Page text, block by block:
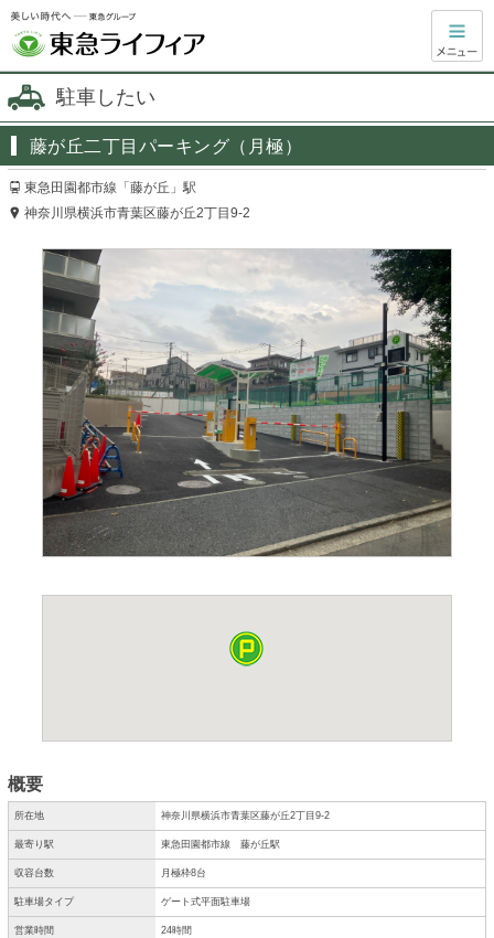
駐車したい
藤が丘二丁目パーキング（月極）
東急田園都市線「藤が丘」駅
神奈川県横浜市青葉区藤が丘2丁目9-2
概要
所在地 神奈川県横浜市青葉区藤が丘2丁目9-2
最寄り駅 東急田園都市線 藤が丘駅
収容台数 月極枠8台
駐車場タイプ ゲート式平面駐車場
営業時間 24時間